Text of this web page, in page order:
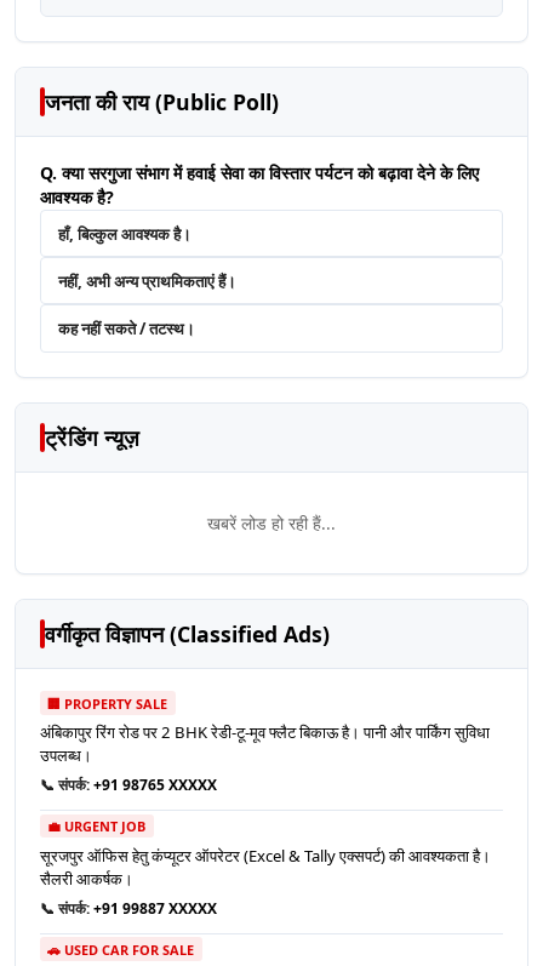
जनता की राय (Public Poll)
Q. क्या सरगुजा संभाग में हवाई सेवा का विस्तार पर्यटन को बढ़ावा देने के लिए
आवश्यक है?
हाँ, बिल्कुल आवश्यक है।
नहीं, अभी अन्य प्राथमिकताएं हैं।
कह नहीं सकते / तटस्थ।
ट्रेंडिंग न्यूज़
खबरें लोड हो रही हैं...
वर्गीकृत विज्ञापन (Classified Ads)
🏢 PROPERTY SALE
अंबिकापुर रिंग रोड पर 2 BHK रेडी-टू-मूव फ्लैट बिकाऊ है। पानी और पार्किंग सुविधा
उपलब्ध।
📞 संपर्क:+91 98765 XXXXX
💼 URGENT JOB
सूरजपुर ऑफिस हेतु कंप्यूटर ऑपरेटर (Excel & Tally एक्सपर्ट) की आवश्यकता है।
सैलरी आकर्षक।
📞 संपर्क:+91 99887 XXXXX
🚗 USED CAR FOR SALE